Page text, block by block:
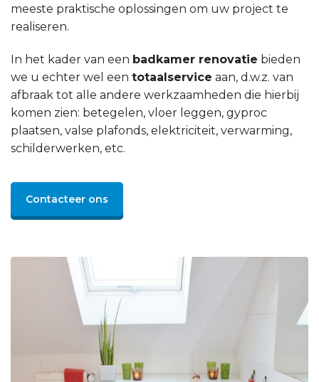
meeste praktische oplossingen om uw project te
realiseren.
In het kader van een badkamer renovatie bieden
we u echter wel een totaalservice aan, d.w.z. van
afbraak tot alle andere werkzaamheden die hierbij
komen zien: betegelen, vloer leggen, gyproc
plaatsen, valse plafonds, elektriciteit, verwarming,
schilderwerken, etc.
Contacteer ons